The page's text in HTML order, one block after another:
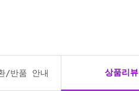
/반품 안내 상품리뷰